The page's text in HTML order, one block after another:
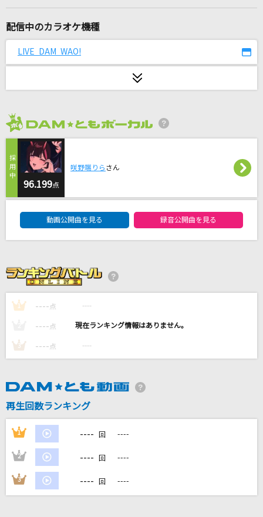
好きすぎて滅！
[生音]シュガーソングとビターステップ
渡辺曜(斉藤朱夏)
かわいいさがしてくれますか？
催し
大森元貴
[生音]CLOUDY HEART
BOOWY
チルノのパーフェクトさんすう教室
イオシス/miko(Alternative ending),quim(IOSYS)
[生音]TSUNAMI
Butterfly Core
VALSHE
DAMの新曲・ランキングなど
配信中のカラオケ機種
LIVE DAM WAO!
96.199点
咲野端りら さん
動画公開曲を見る 録音公開曲を見る
1 ---- 点 ----
---- 点 ----
3 ---- 点 ----
再生回数ランキング
1 ---- 回 ----
2 ---- 回 ----
3 ---- 回 ----